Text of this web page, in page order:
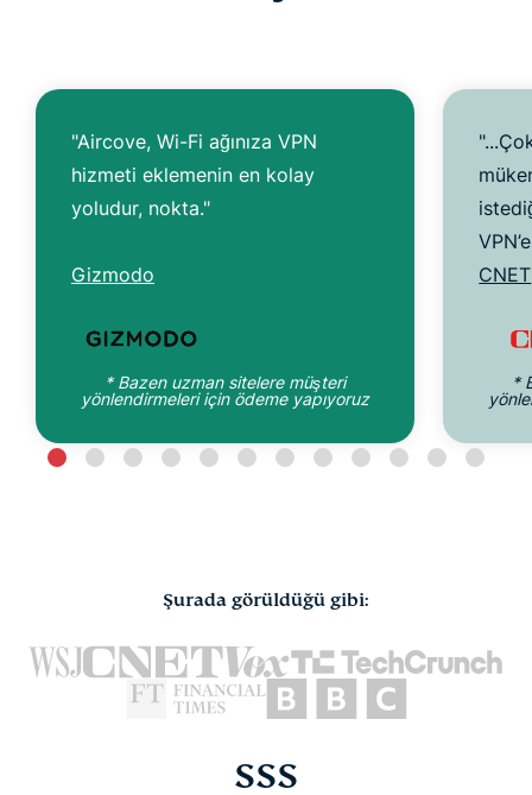
"Aircove, Wi-Fi ağınıza VPN
hizmeti eklemenin en kolay
yoludur, nokta."
Gizmodo
* Bazen uzman sitelere müşteri
yönlendirmeleri için ödeme yapıyoruz
CNET
*
Şurada görüldüğü gibi:
SSS